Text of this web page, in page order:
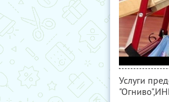
Услуги
"Огниво",